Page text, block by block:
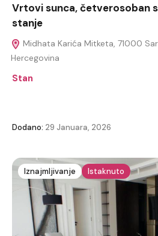
Vrtovi sunca, četverosoban
stanje
Midhata Karića Mitketa, 71000
Hercegovina
Stan
Dodano: 29 Januara, 2026
Iznajmljivanje Istaknuto